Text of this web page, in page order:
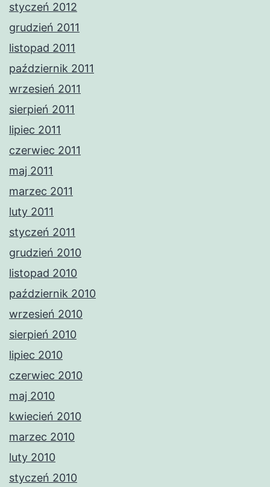
styczeń 2012
grudzień 2011
listopad 2011
październik 2011
wrzesień 2011
sierpień 2011
lipiec 2011
czerwiec 2011
maj 2011
marzec 2011
luty 2011
styczeń 2011
grudzień 2010
listopad 2010
październik 2010
wrzesień 2010
sierpień 2010
lipiec 2010
czerwiec 2010
maj 2010
kwiecień 2010
marzec 2010
luty 2010
styczeń 2010